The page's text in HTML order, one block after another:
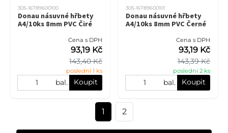
305-16789600100
Donau násuvné hřbety
A4/10ks 8mm PVC Čiré
Cena s DPH
143,40 Kč
93,19 Kč
poslední 1 ks
bal. Koupit
305-16789600101
Donau násuvné hřbety
A4/10ks 8mm PVC Černé
Cena s DPH
143,39 Kč
93,19 Kč
poslední 2 ks
bal. Koupit
1 2